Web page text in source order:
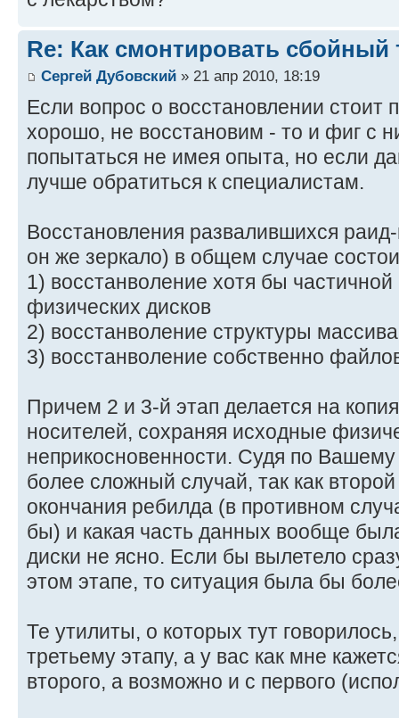
Re: Как смонтировать сбойный
Сергей Дубовский » 21 апр 2010, 18:19
Если вопрос о восстановлении стоит
хорошо, не восстановим - то и фиг с
попытаться не имея опыта, но если
лучше обратиться к специалистам.
Восстановления развалившихся
он же зеркало) в общем случае
1) восстанволение хотя бы частичной
физических дисков
2) восстанволение структуры массива
3) восстанволение собственно
Причем 2 и 3-й этап делается на
носителей, сохраняя исходные
неприкосновенности. Судя по
более сложный случай, так как
окончания ребилда (в противном
бы) и какая часть данных вообще
диски не ясно. Если бы вылетело
этом этапе, то ситуация была бы
Те утилиты, о которых тут
третьему этапу, а у вас как мне
второго, а возможно и с первого